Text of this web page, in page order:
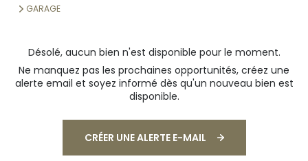
GARAGE
Désolé, aucun bien n'est disponible pour le moment.
Ne manquez pas les prochaines opportunités, créez une
alerte email et soyez informé dès qu'un nouveau bien est
disponible.
CRÉER UNE ALERTE E-MAIL